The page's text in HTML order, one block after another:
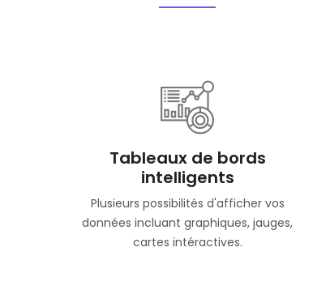
Tableaux de bords
intelligents
Plusieurs possibilités d'afficher vos
données incluant graphiques, jauges,
cartes intéractives.